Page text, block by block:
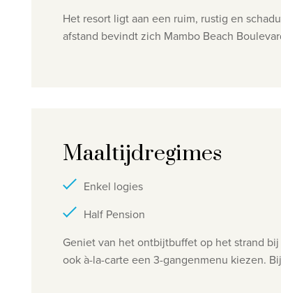
Het resort ligt aan een ruim, rustig en
afstand bevindt zich Mambo Beach
Maaltijdregimes
Enkel logies
Half Pension
Geniet van het ontbijtbuffet op het strand
ook à-la-carte een 3-gangenmenu kiezen.